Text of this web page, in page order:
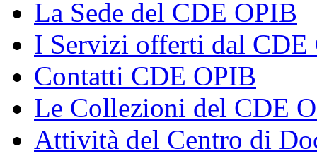
La Sede del CDE OPIB
I Servizi offerti dal CDE
Contatti CDE OPIB
Le Collezioni del CDE
Attività del Centro di